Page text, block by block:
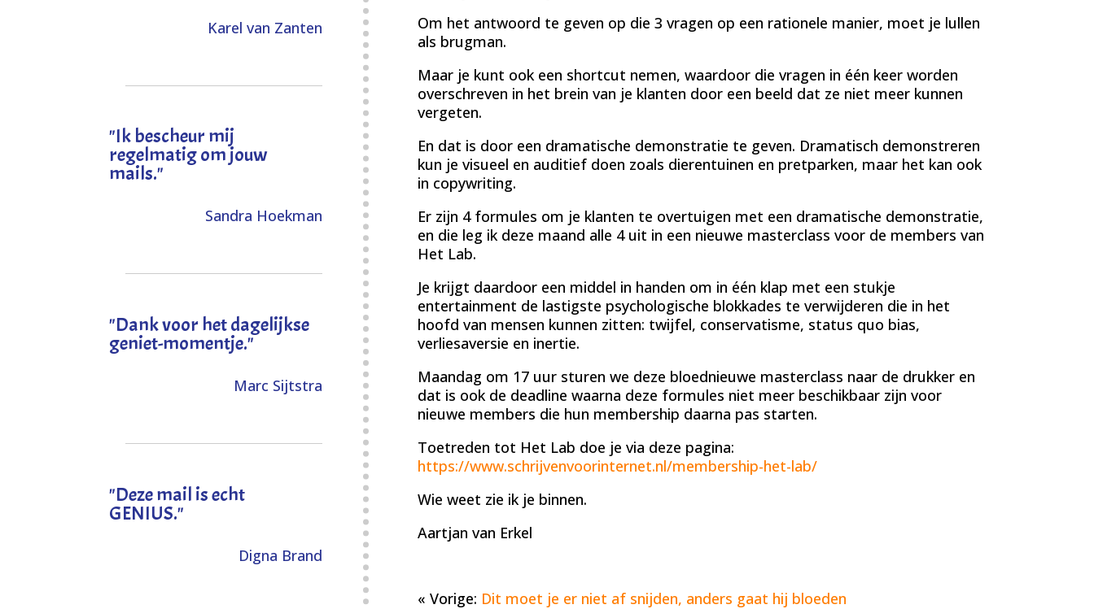
Karel van Zanten
"Ik bescheur mij
regelmatig om jouw
mails."
Sandra Hoekman
"Dank voor het dagelijkse
geniet-momentje."
Marc Sijtstra
"Deze mail is echt
GENIUS."
Digna Brand
Om het antwoord te geven op die 3 vragen op een rationele manier, moet je lullen
als brugman.
Maar je kunt ook een shortcut nemen, waardoor die vragen in één keer worden
overschreven in het brein van je klanten door een beeld dat ze niet meer kunnen
vergeten.
En dat is door een dramatische demonstratie te geven. Dramatisch demonstreren
kun je visueel en auditief doen zoals dierentuinen en pretparken, maar het kan ook
in copywriting.
Er zijn 4 formules om je klanten te overtuigen met een dramatische demonstratie,
en die leg ik deze maand alle 4 uit in een nieuwe masterclass voor de members van
Het Lab.
Je krijgt daardoor een middel in handen om in één klap met een stukje
entertainment de lastigste psychologische blokkades te verwijderen die in het
hoofd van mensen kunnen zitten: twijfel, conservatisme, status quo bias,
verliesaversie en inertie.
Maandag om 17 uur sturen we deze bloednieuwe masterclass naar de drukker en
dat is ook de deadline waarna deze formules niet meer beschikbaar zijn voor
nieuwe members die hun membership daarna pas starten.
Toetreden tot Het Lab doe je via deze pagina:
https://www.schrijvenvoorinternet.nl/membership-het-lab/
Wie weet zie ik je binnen.
Aartjan van Erkel
« Vorige: Dit moet je er niet af snijden, anders gaat hij bloeden